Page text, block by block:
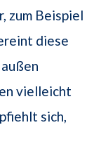
zum Beispiel
diese
vielleicht
sich,